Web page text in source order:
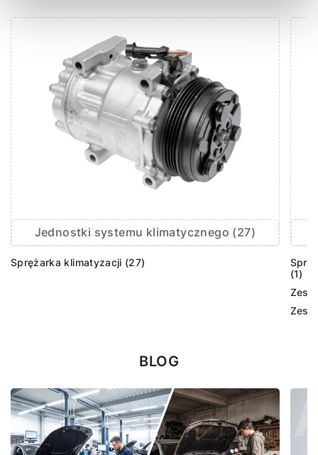
Jednostki systemu klimatycznego (27)
Sprężarka klimatyzacji (27)
(1)
BLOG